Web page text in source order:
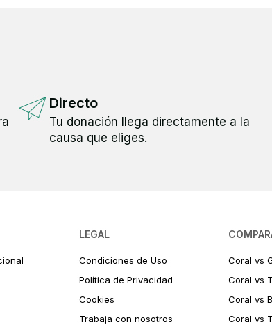
Directo
Tu donación llega directamente a la
causa que eliges.
LEGAL
Condiciones de Uso
Política de Privacidad
Cookies
Trabaja con nosotros
Coral vs
Coral vs
Coral vs
Coral vs